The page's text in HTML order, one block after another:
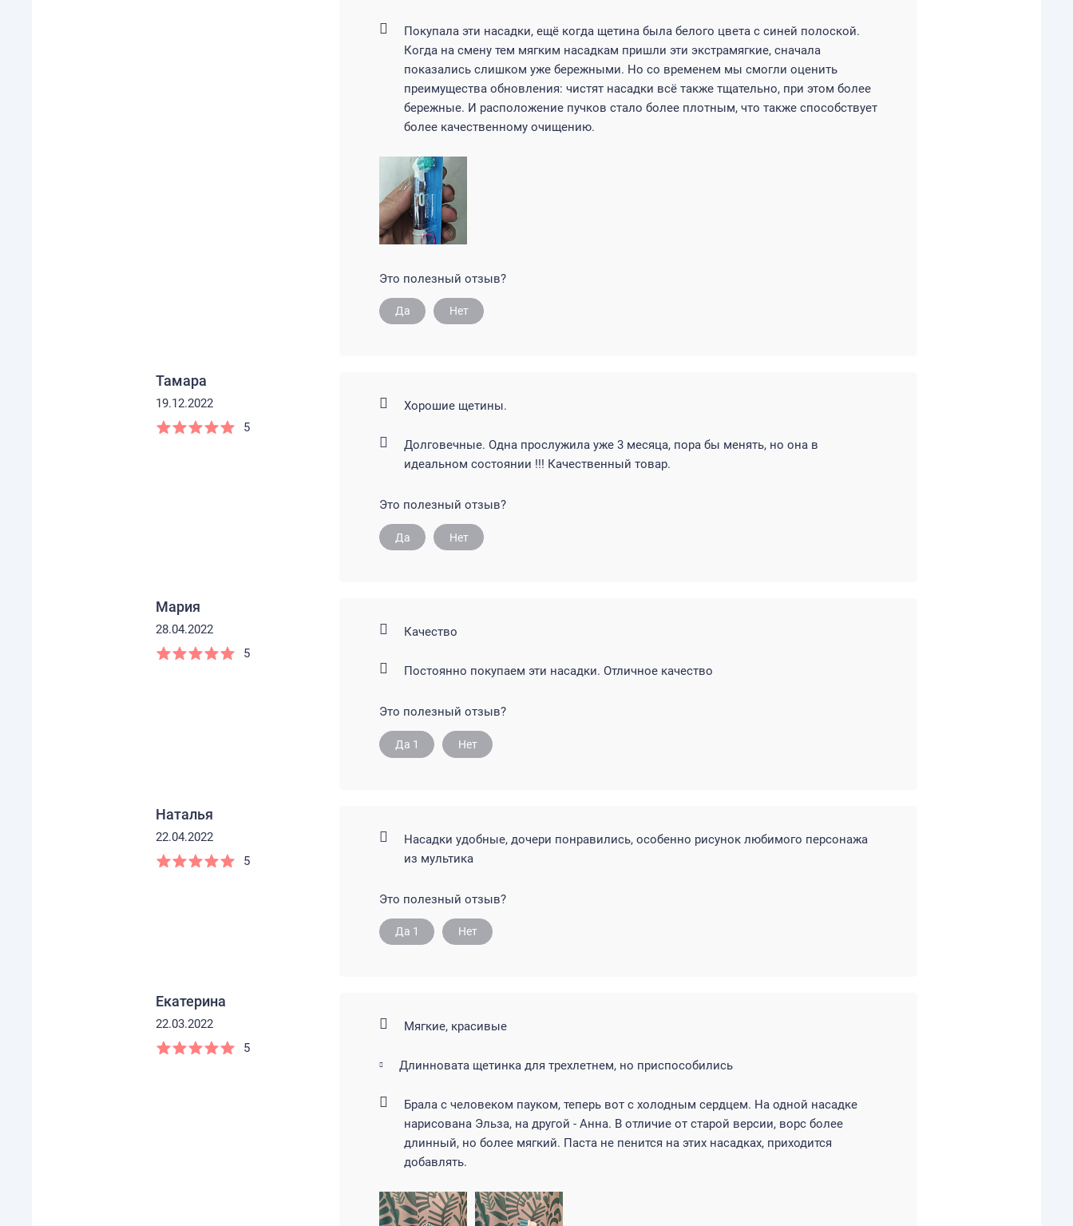
Покупала эти насадки, ещё когда щетина была белого цвета с синей полоской.
Когда на смену тем мягким насадкам пришли эти экстрамягкие, сначала
показались слишком уже бережными. Но со временем мы смогли оценить
преимущества обновления: чистят насадки всё также тщательно, при этом более
бережные. И расположение пучков стало более плотным, что также способствует
более качественному очищению.
Это полезный отзыв?
Да Нет
Тамара
19.12.2022
5
Хорошие щетины.
Долговечные. Одна прослужила уже 3 месяца, пора бы менять, но она в
идеальном состоянии !!! Качественный товар.
Это полезный отзыв?
Да Нет
Мария
28.04.2022
5
Качество
Постоянно покупаем эти насадки. Отличное качество
Это полезный отзыв?
Да 1 Нет
Наталья
22.04.2022
5
Насадки удобные, дочери понравились, особенно рисунок любимого персонажа
из мультика
Это полезный отзыв?
Да 1 Нет
Екатерина
22.03.2022
5
Мягкие, красивые
Длинновата щетинка для трехлетнем, но приспособились
Брала с человеком пауком, теперь вот с холодным сердцем. На одной насадке
нарисована Эльза, на другой - Анна. В отличие от старой версии, ворс более
длинный, но более мягкий. Паста не пенится на этих насадках, приходится
добавлять.